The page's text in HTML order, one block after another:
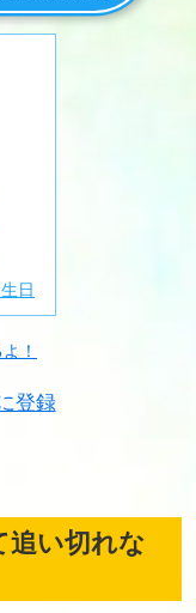
日
！
登録
追い切れな